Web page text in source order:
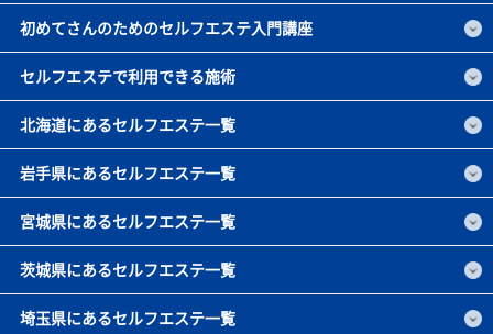
初めてさんのためのセルフエステ入門講座
セルフエステで利用できる施術
北海道にあるセルフエステ一覧
岩手県にあるセルフエステ一覧
宮城県にあるセルフエステ一覧
茨城県にあるセルフエステ一覧
埼玉県にあるセルフエステ一覧